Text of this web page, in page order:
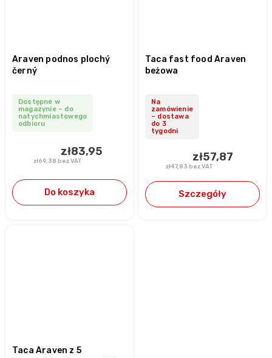
Araven podnos plochý
černý
Dostępne w
magazynie – do
natychmiastowego
odbioru
zł69,38 bez VAT
zł83,95
Do koszyka
Taca fast food Araven
beżowa
Na
zamówienie
– dostawa
do 3
tygodni
zł47,83 bez VAT
zł57,87
Szczegóły
Taca Araven z 5